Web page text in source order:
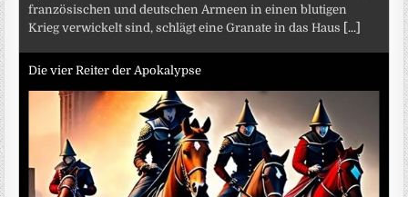
französischen und deutschen Armeen in einen blutigen
Krieg verwickelt sind, schlägt eine Granate in das Haus [...]
Die vier Reiter der Apokalypse